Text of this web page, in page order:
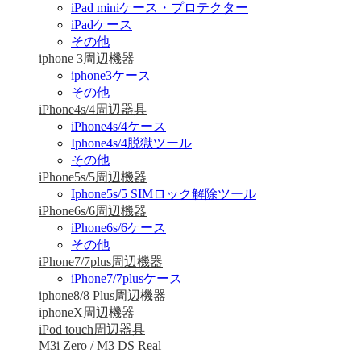
iPad miniケース・プロテクター
iPadケース
その他
iphone 3周辺機器
iphone3ケース
その他
iPhone4s/4周辺器具
iPhone4s/4ケース
Iphone4s/4脱獄ツール
その他
iPhone5s/5周辺機器
Iphone5s/5 SIMロック解除ツール
iPhone6s/6周辺機器
iPhone6s/6ケース
その他
iPhone7/7plus周辺機器
iPhone7/7plusケース
iphone8/8 Plus周辺機器
iphoneX周辺機器
iPod touch周辺器具
M3i Zero / M3 DS Real